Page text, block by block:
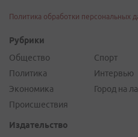
Политика обработки персональных
Рубрики
Общество
Политика
Экономика
Происшествия
Спорт
Интервью
Город на
Издательство